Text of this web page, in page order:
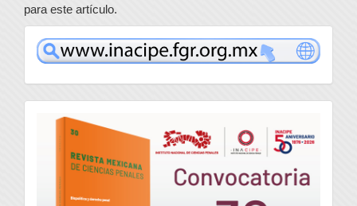
para este artículo.
www
convocatoria